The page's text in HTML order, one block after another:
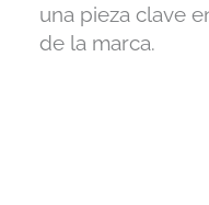
una pieza clave
de la marca.